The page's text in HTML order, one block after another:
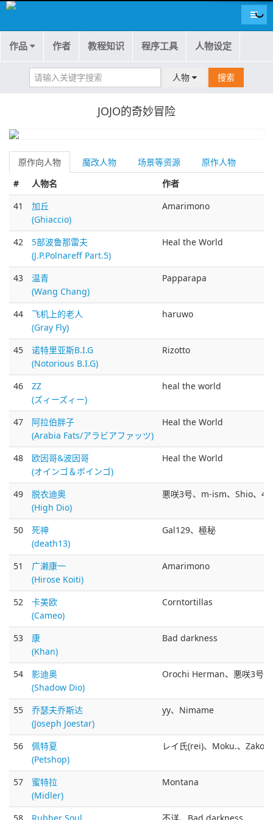
导航
作品 作者 教程知识 程序工具 人物设定
人物 搜索
JOJO的奇妙冒险
原作向人物 魔改人物 场景等资源
原作人物
#
人物名
作者
41
加丘
(Ghiaccio)
Amarimono
42
5部波鲁那雷夫
(J.P.Polnareff Part.5)
Heal the World
43
温青
(Wang Chang)
Papparapa
44
飞机上的老人
(Gray Fly)
haruwo
45
诺特里亚斯B.I.G
(Notorious B.I.G)
Rizotto
46
ZZ
(ズィーズィー)
heal the world
47
阿拉伯胖子
(Arabia Fats/アラビアファッツ)
Heal the World
48
欧因哥&波因哥
(オインゴ＆ボインゴ)
Heal the World
49
脱衣迪奥
(High Dio)
悪咲3号、m-ism、Shio、41
50
死神
(death13)
Gal129、極秘
51
广濑康一
(Hirose Koiti)
Amarimono
52
卡美欧
(Cameo)
Corntortillas
53
康
(Khan)
Bad darkness
54
影迪奥
(Shadow Dio)
Orochi Herman、悪咲3号
55
乔瑟夫乔斯达
(Joseph Joestar)
yy、Nimame
56
佩特夏
(Petshop)
レイ氏(rei)、Moku.、Zako
57
蜜特拉
(Midler)
Montana